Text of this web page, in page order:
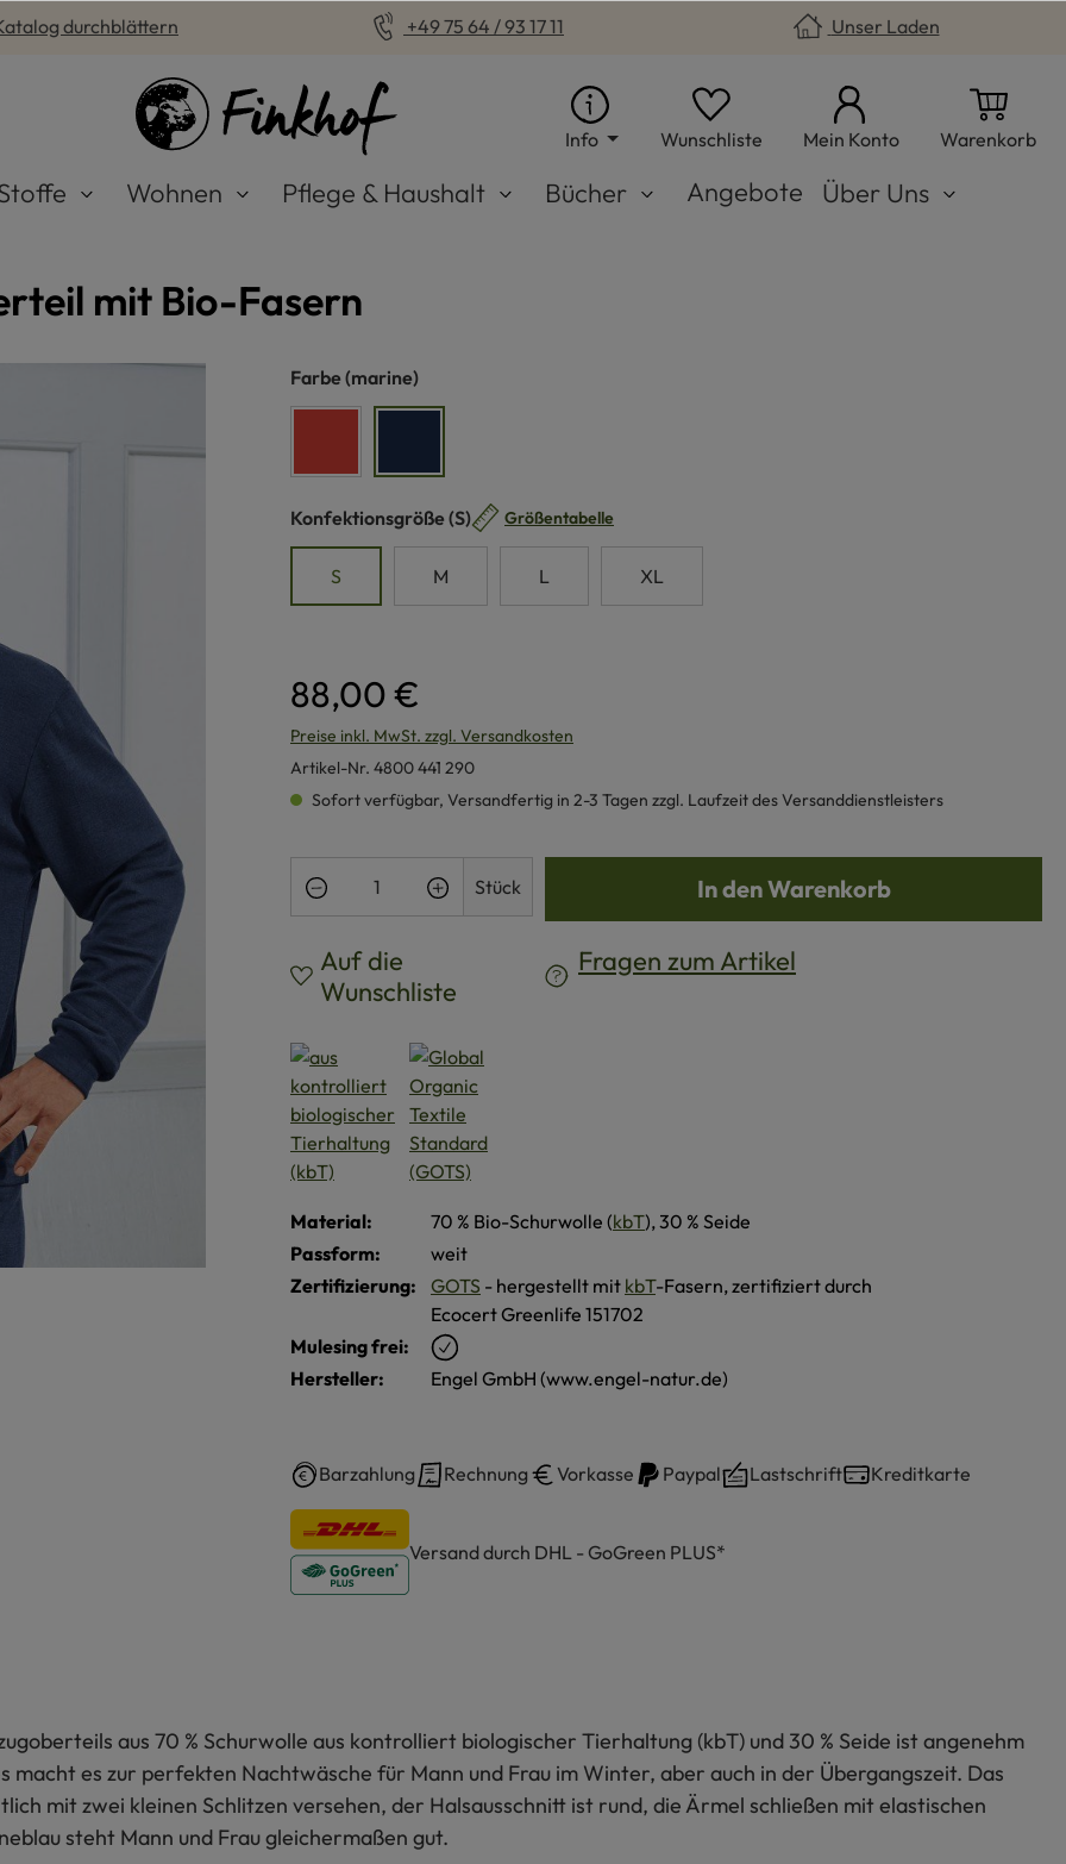
durchblättern +49 75 64 / 93 17 11 Unser Laden
Info Wunschliste Du hast 0 Produkte auf dem
Mein Konto Warenkorb
Wohnen Pflege & Haushalt Bücher Angebote Über Uns
mit Bio-Fasern
Farbe auswählen
(marine)
Konfektionsgröße auswählen
(S) Größentabelle
S M L XL
88,00 €
Preise inkl. MwSt. zzgl. Versandkosten
Artikel-Nr. 4800 441 290
Sofort verfügbar, Versandfertig in 2-3 Tagen zzgl. Laufzeit des Versanddienstleisters
Produkt Anzahl: Gib den gewünschten Wert ein oder
Stück In den Warenkorb
Auf die
Wunschliste
Fragen zum Artikel
Material: 70 % Bio-Schurwolle (kbT), 30 % Seide
Passform:
weit
Zertifizierung:
GOTS - hergestellt mit kbT-Fasern, zertifiziert durch
Ecocert Greenlife 151702
Mulesing frei:
Hersteller:
Engel GmbH (www.engel-natur.de)
Barzahlung Rechnung Vorkasse Paypal Lastschrift Kreditkarte
Versand durch DHL - GoGreen PLUS*
aus 70 % Schurwolle aus kontrolliert biologischer Tierhaltung (kbT) und 30 % Seide ist angenehm
es zur perfekten Nachtwäsche für Mann und Frau im Winter, aber auch in der Übergangszeit. Das
mit zwei kleinen Schlitzen versehen, der Halsausschnitt ist rund, die Ärmel schließen mit elastischen
steht Mann und Frau gleichermaßen gut.